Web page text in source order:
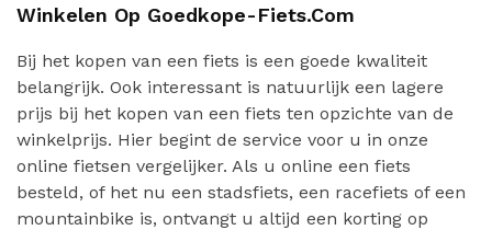
Winkelen Op Goedkope-Fiets.com
Bij het kopen van een fiets is een goede kwaliteit
belangrijk. Ook interessant is natuurlijk een lagere
prijs bij het kopen van een fiets ten opzichte van de
winkelprijs. Hier begint de service voor u in onze
online fietsen vergelijker. Als u online een fiets
besteld, of het nu een stadsfiets, een racefiets of een
mountainbike is, ontvangt u altijd een korting op